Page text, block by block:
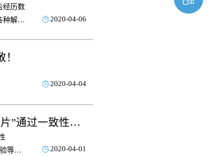
经历数
种解读
2020-04-06
2020-04-04
亦度正康捷报连连！成功助力深圳中联“盐酸二甲双胍片”通过一致性评价
等领
2020-04-01